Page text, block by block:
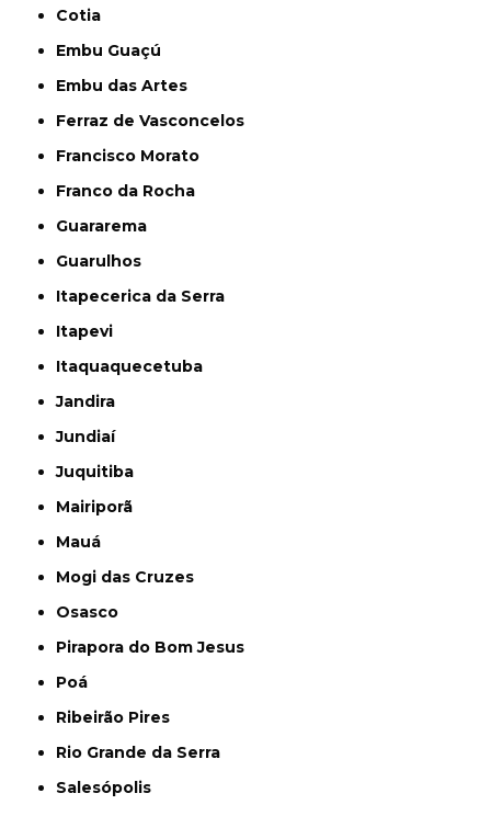
Cotia
Embu Guaçú
Embu das Artes
Ferraz de Vasconcelos
Francisco Morato
Franco da Rocha
Guararema
Guarulhos
Itapecerica da Serra
Itapevi
Itaquaquecetuba
Jandira
Jundiaí
Juquitiba
Mairiporã
Mauá
Mogi das Cruzes
Osasco
Pirapora do Bom Jesus
Poá
Ribeirão Pires
Rio Grande da Serra
Salesópolis